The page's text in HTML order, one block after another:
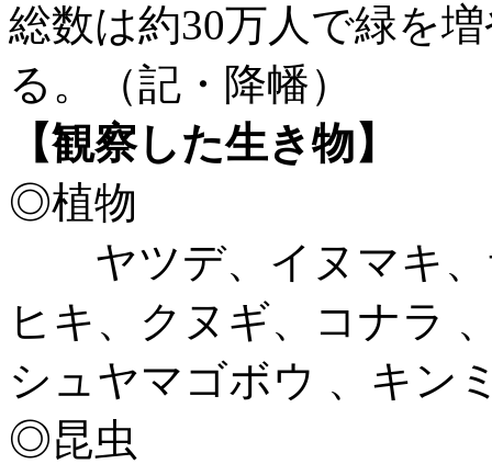
総数は約30万人で緑を
る。（記・降幡）
【観察した生き物】
◎植物
ヤツデ、イヌマキ、
ヒキ、クヌギ、コナラ
シュヤマゴボウ 、キン
◎昆虫